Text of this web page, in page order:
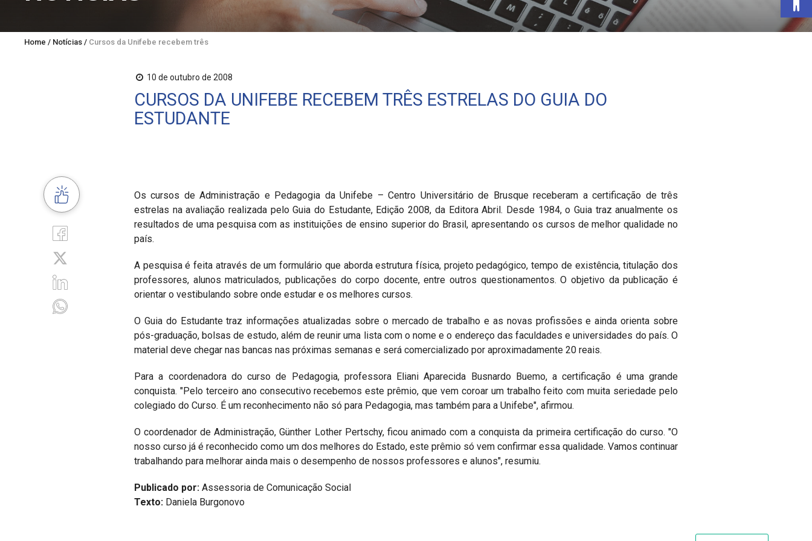
Home / Notícias / Cursos da Unifebe recebem três estrelas do Guia do Estudante
10 de outubro de 2008
CURSOS DA UNIFEBE RECEBEM TRÊS ESTRELAS DO GUIA DO
ESTUDANTE
Os cursos de Administração e Pedagogia da Unifebe – Centro Universitário de Brusque receberam a certificação de três
estrelas na avaliação realizada pelo Guia do Estudante, Edição 2008, da Editora Abril. Desde 1984, o Guia traz anualmente os
resultados de uma pesquisa com as instituições de ensino superior do Brasil, apresentando os cursos de melhor qualidade no
país.
A pesquisa é feita através de um formulário que aborda estrutura física, projeto pedagógico, tempo de existência, titulação dos
professores, alunos matriculados, publicações do corpo docente, entre outros questionamentos. O objetivo da publicação é
orientar o vestibulando sobre onde estudar e os melhores cursos.
O Guia do Estudante traz informações atualizadas sobre o mercado de trabalho e as novas profissões e ainda orienta sobre
pós-graduação, bolsas de estudo, além de reunir uma lista com o nome e o endereço das faculdades e universidades do país. O
material deve chegar nas bancas nas próximas semanas e será comercializado por aproximadamente 20 reais.
Para a coordenadora do curso de Pedagogia, professora Eliani Aparecida Busnardo Buemo, a certificação é uma grande
conquista. "Pelo terceiro ano consecutivo recebemos este prêmio, que vem coroar um trabalho feito com muita seriedade pelo
colegiado do Curso. É um reconhecimento não só para Pedagogia, mas também para a Unifebe", afirmou.
O coordenador de Administração, Günther Lother Pertschy, ficou animado com a conquista da primeira certificação do curso. "O
nosso curso já é reconhecido como um dos melhores do Estado, este prêmio só vem confirmar essa qualidade. Vamos continuar
trabalhando para melhorar ainda mais o desempenho de nossos professores e alunos", resumiu.
Publicado por: Assessoria de Comunicação Social
Texto: Daniela Burgonovo